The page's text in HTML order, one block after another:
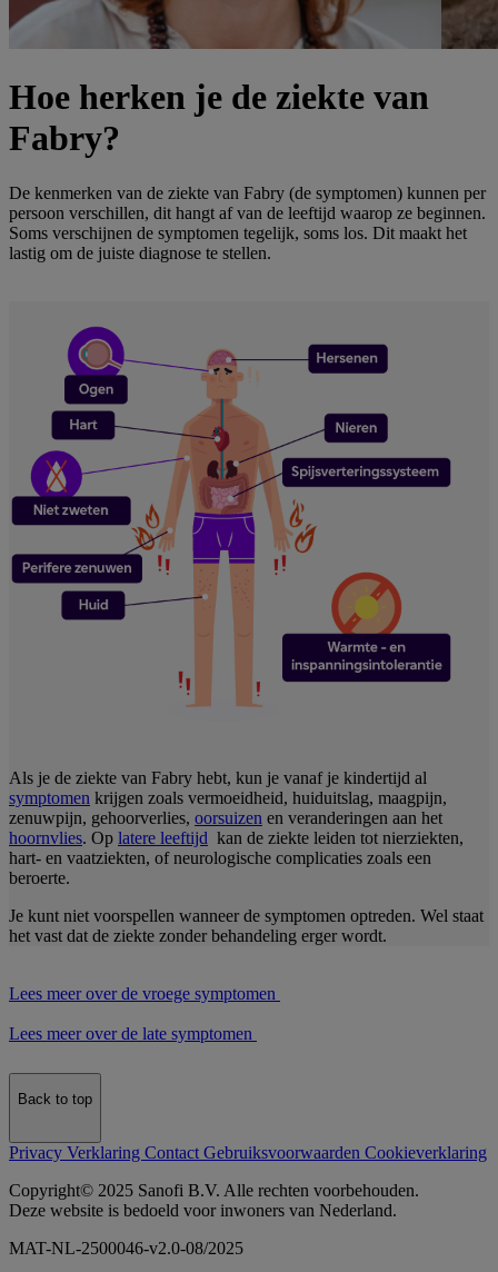
Hoe herken je de ziekte van
Fabry?
De kenmerken van de ziekte van Fabry (de symptomen) kunnen per
persoon verschillen, dit hangt af van de leeftijd waarop ze beginnen.
Soms verschijnen de symptomen tegelijk, soms los. Dit maakt het
lastig om de juiste diagnose te stellen.
Als je de ziekte van Fabry hebt, kun je vanaf je kindertijd al
symptomen krijgen zoals vermoeidheid, huiduitslag, maagpijn,
zenuwpijn, gehoorverlies, oorsuizen en veranderingen aan het
hoornvlies. Op latere leeftijd kan de ziekte leiden tot nierziekten,
hart- en vaatziekten, of neurologische complicaties zoals een
beroerte.
Je kunt niet voorspellen wanneer de symptomen optreden. Wel staat
het vast dat de ziekte zonder behandeling erger wordt.
Lees meer over de vroege symptomen
Lees meer over de late symptomen
Back to top
Privacy Verklaring Contact Gebruiksvoorwaarden Cookieverklaring
Copyright© 2025 Sanofi B.V. Alle rechten voorbehouden.
Deze website is bedoeld voor inwoners van Nederland.
MAT-NL-2500046-v2.0-08/2025